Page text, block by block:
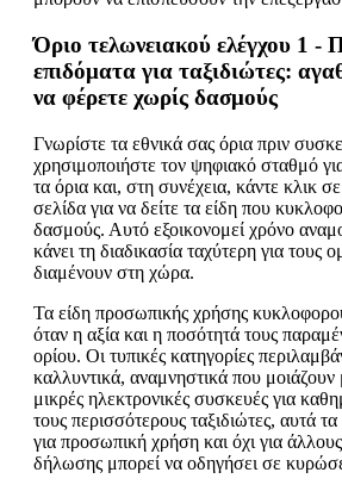
Όριο τελωνειακού ελέγχου 1 -
επιδόματα για ταξιδιώτες:
να φέρετε χωρίς δασμούς
Γνωρίστε τα εθνικά σας όρια πριν
χρησιμοποιήστε τον ψηφιακό σταθμό
τα όρια και, στη συνέχεια, κάντε κλικ
σελίδα για να δείτε τα είδη που
δασμούς. Αυτό εξοικονομεί χρόνο
κάνει τη διαδικασία ταχύτερη για τους
διαμένουν στη χώρα.
Τα είδη προσωπικής χρήσης
όταν η αξία και η ποσότητά τους
ορίου. Οι τυπικές κατηγορίες
καλλυντικά, αναμνηστικά που μοιάζουν
μικρές ηλεκτρονικές συσκευές για
τους περισσότερους ταξιδιώτες, αυτά τα
για προσωπική χρήση και όχι για
δήλωσης μπορεί να οδηγήσει σε